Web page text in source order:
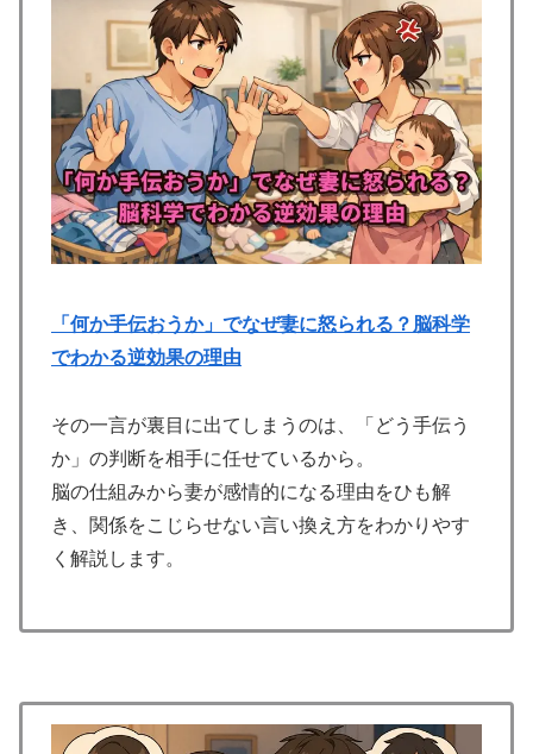
「何か手伝おうか」でなぜ妻に怒られる？脳科学
でわかる逆効果の理由
その一言が裏目に出てしまうのは、「どう手伝う
か」の判断を相手に任せているから。
脳の仕組みから妻が感情的になる理由をひも解
き、関係をこじらせない言い換え方をわかりやす
く解説します。